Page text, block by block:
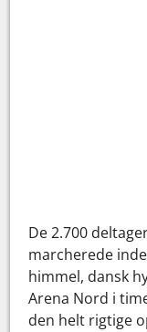
De 2.700
marcherede
himmel, dansk
Arena Nord i
den helt rigtige